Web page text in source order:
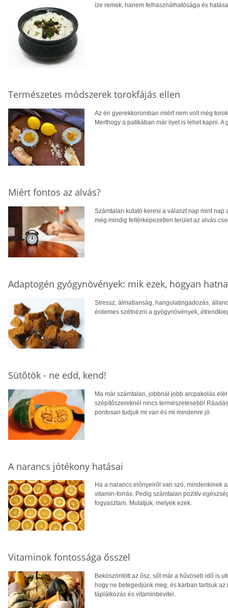
íze remek, hanem felhasználhatósága és
Természetes módszerek torokfájás ellen
Az én gyerekkoromban miért nem volt még
Merthogy a patikában már ilyet is lehet kapni. A
Miért fontos az alvás?
Számtalan kutató keresi a választ nap mint
még mindig feltérképezetlen terület az alvás
Adaptogén gyógynövények: mik ezek, hogyan
Stressz, álmatlanság, hangulatingadozás,
érdemes szétnézni a gyógynövények,
Sütőtök - ne edd, kend!
Ma már számtalan, jobbnál jobb arcpakolás
szépítőszereknél nincs természetesebb!
pontosan tudjuk mi van és mi mindenre jó.
A narancs jótékony hatásai
Ha a narancs előnyeiről van szó, mindenkinek
vitamin-forrás. Pedig számtalan pozitív
fogyasztani. Mutatjuk, melyek ezek.
Vitaminok fontossága ősszel
Beköszöntött az ősz, sőt már a hűvöseb idő is
hogy ne betegedjünk meg, és karban tartsuk
táplálkozás és vitaminbevitel.